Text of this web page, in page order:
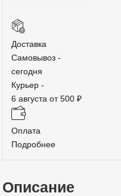
Доставка
Самовывоз -
сегодня
Курьер -
6 августа от 500 ₽
Оплата
Подробнее
Описание